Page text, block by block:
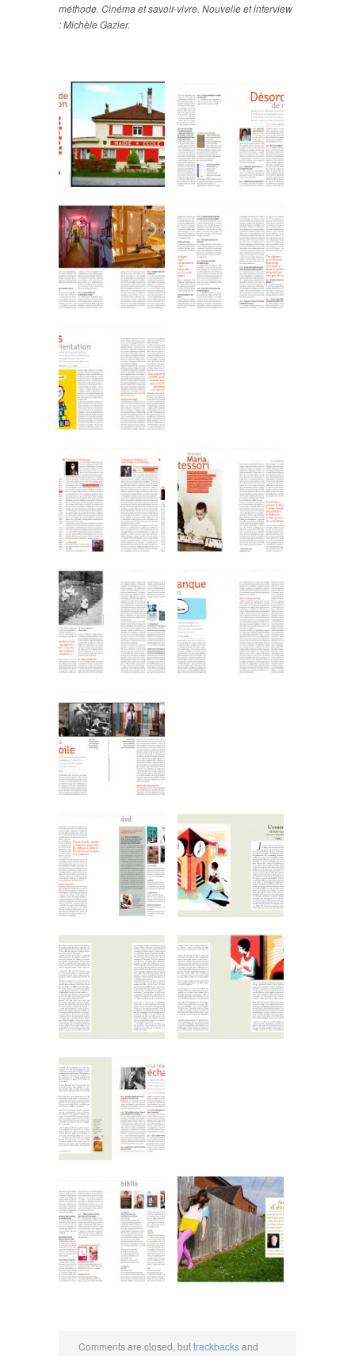
méthode. Cinéma et savoir-vivre. Nouvelle et interview
: Michèle Gazier.
Comments are closed, buttrackbacksand